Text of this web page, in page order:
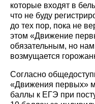
которые входят в
что не буду
до тех пор, пока не
этом «Движение
обязательным, но
возмущается
Согласно
«Движения первых»
баллы к ЕГЭ при